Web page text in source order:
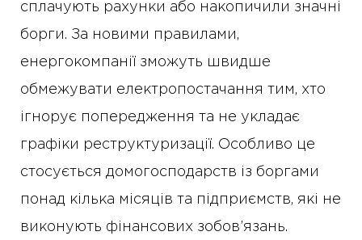
сплачують рахунки або накопичили значні
борги. За новими правилами,
енергокомпанії зможуть швидше
обмежувати електропостачання тим, хто
ігнорує попередження та не укладає
графіки реструктуризації. Особливо це
стосується домогосподарств із боргами
понад кілька місяців та підприємств, які не
виконують фінансових зобов’язань.